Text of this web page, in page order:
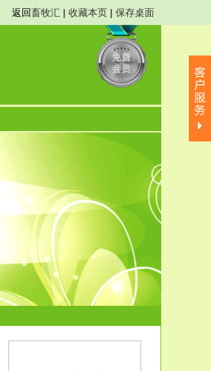
返回畜牧汇 | 收藏本页 | 保存桌面